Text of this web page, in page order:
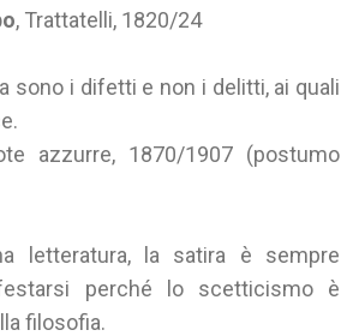
, Trattatelli, 1820/24
sono i difetti e non i delitti, ai quali
azzurre, 1870/1907 (postumo
letteratura, la satira è sempre
perché lo scetticismo è
filosofia.